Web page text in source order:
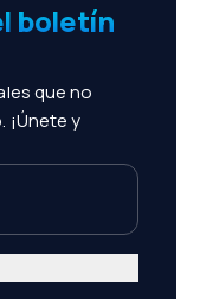
boletín
que no
y